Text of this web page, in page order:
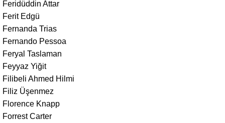
Feridüddin Attar
Ferit Edgü
Fernanda Trias
Fernando Pessoa
Feryal Taslaman
Feyyaz Yiğit
Filibeli Ahmed Hilmi
Filiz Üşenmez
Florence Knapp
Forrest Carter